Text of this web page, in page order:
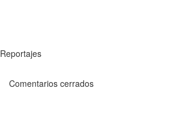
Reportajes
Comentarios cerrados